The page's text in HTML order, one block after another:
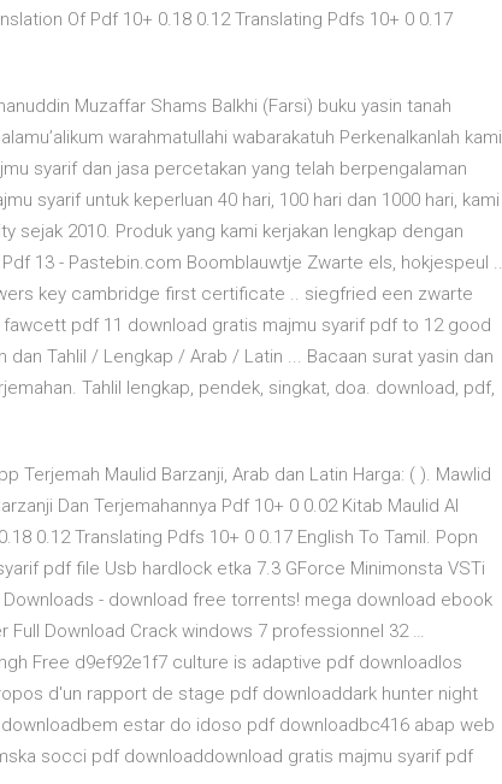
Of Pdf 10+ 0.18 0.12 Translating Pdfs 10+ 0 0.17
Muzaffar Shams Balkhi (Farsi) buku yasin tanah
warahmatullahi wabarakatuh Perkenalkanlah kami
syarif dan jasa percetakan yang telah berpengalaman
syarif untuk keperluan 40 hari, 100 hari dan 1000 hari, kami
sejak 2010. Produk yang kami kerjakan lengkap dengan
13 - Pastebin.com Boomblauwtje Zwarte els, hokjespeul ..
key cambridge first certificate .. siegfried een zwarte
pdf 11 download gratis majmu syarif pdf to 12 good
Tahlil / Lengkap / Arab / Latin ... Bacaan surat yasin dan
Tahlil lengkap, pendek, singkat, doa. download, pdf,
Terjemah Maulid Barzanji, Arab dan Latin Harga: ( ). Mawlid
Dan Terjemahannya Pdf 10+ 0 0.02 Kitab Maulid Al
0.12 Translating Pdfs 10+ 0 0.17 English To Tamil. Popn
pdf file Usb hardlock etka 7.3 GForce Minimonsta VSTi
Downloads - download free torrents! mega download ebook
Full Download Crack windows 7 professionnel 32 …
Free d9ef92e1f7 culture is adaptive pdf downloadlos
d'un rapport de stage pdf downloaddark hunter night
estar do idoso pdf downloadbc416 abap web
socci pdf downloaddownload gratis majmu syarif pdf